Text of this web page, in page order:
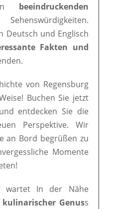
beeindruckenden
Deutsch und Englisch
Fakten und
von Regensburg
Buchen Sie jetzt
entdecken Sie die
Perspektive. Wir
an Bord begrüßen zu
Momente
wartet In der Nähe
kulinarischer Genuss